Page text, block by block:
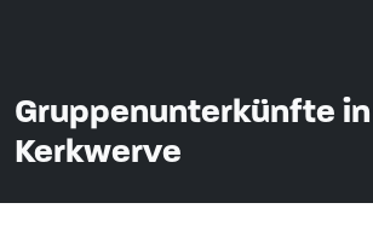
Gruppenunterkünfte in
Kerkwerve